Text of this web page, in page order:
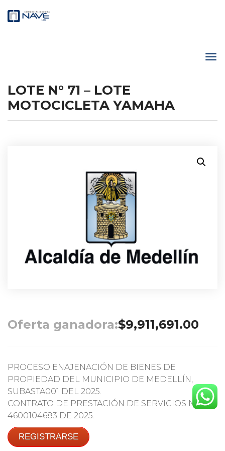
LOTE N° 71 – LOTE
MOTOCICLETA YAMAHA
Oferta ganadora:$9,911,691.00
PROCESO ENAJENACIÓN DE BIENES DE
PROPIEDAD DEL MUNICIPIO DE MEDELLÍN,
SUBASTA001 DEL 2025.
CONTRATO DE PRESTACIÓN DE SERVICIOS No.
4600104683 DE 2025.
REGISTRARSE